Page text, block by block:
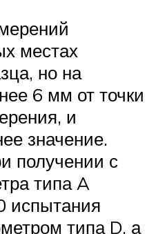
местах
но на
6 мм от точки
и
значение.
получении с
типа A
испытания
типа D, а